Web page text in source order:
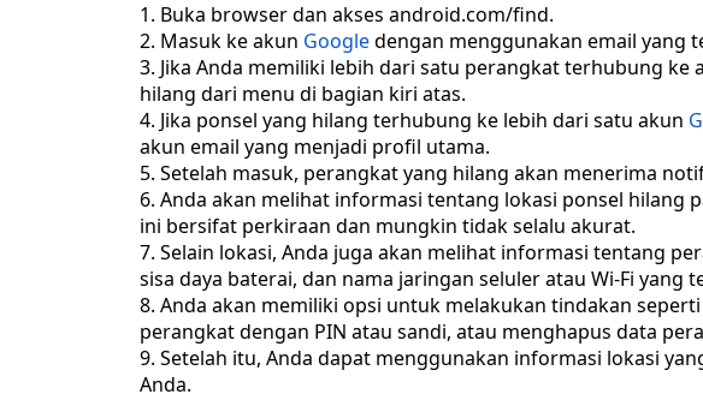
Buka browser dan akses android.com/find.
Masuk ke akun Googledengan menggunakan email yang
Jika Anda memiliki lebih dari satu perangkat terhubung ke
hilang dari menu di bagian kiri atas.
Jika ponsel yang hilang terhubung ke lebih dari satu akun
akun email yang menjadi profil utama.
Setelah masuk, perangkat yang hilang akan menerima
Anda akan melihat informasi tentang lokasi ponsel hilang
ini bersifat perkiraan dan mungkin tidak selalu akurat.
Selain lokasi, Anda juga akan melihat informasi tentang
sisa daya baterai, dan nama jaringan seluler atau Wi-Fi yang
Anda akan memiliki opsi untuk melakukan tindakan
perangkat dengan PIN atau sandi, atau menghapus data
Setelah itu, Anda dapat menggunakan informasi lokasi
Anda.